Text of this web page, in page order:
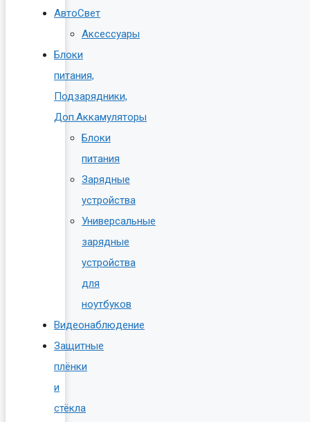
АвтоСвет
Аксессуары
Блоки
питания,
Подзарядники,
Доп.Аккамуляторы
Блоки
питания
Зарядные
устройства
Универсальные
зарядные
устройства
для
ноутбуков
Видеонаблюдение
Защитные
плёнки
и
стёкла